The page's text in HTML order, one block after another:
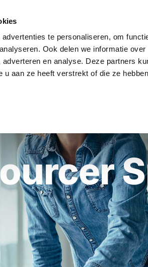
te personaliseren, om
Ook delen we informatie
en analyse. Deze partners
u aan ze heeft verstrekt of die ze
DIENSTEN WERKEN BIJ